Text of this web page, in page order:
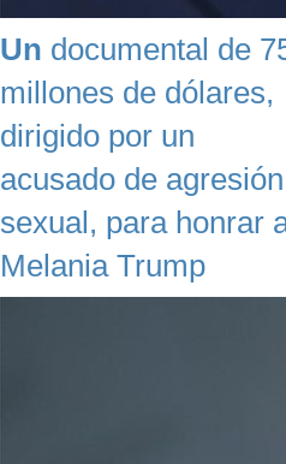
Un documental de
millones de dólares,
dirigido por un
acusado de agresión
sexual, para honrar
Melania Trump